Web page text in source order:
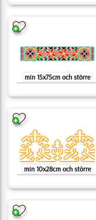
min 15x75cm och större
min 10x28cm och större